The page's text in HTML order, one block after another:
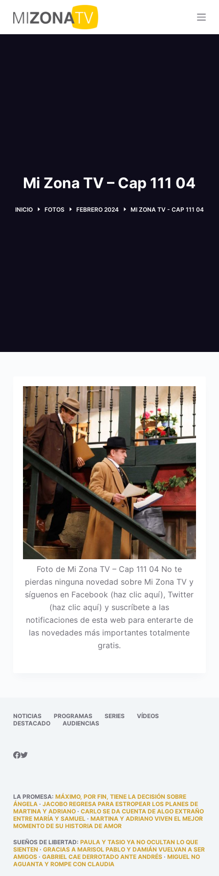
S
a
l
Mi Zona TV – Cap 111 04
INICIO FOTOS FEBRERO 2024 MI ZONA TV - CAP 111 04
Foto de Mi Zona TV – Cap 111 04 No te
pierdas ninguna novedad sobre Mi Zona TV y
síguenos en Facebook (haz clic aquí), Twitter
(haz clic aquí) y suscríbete a las
notificaciones de esta web para enterarte de
las novedades más importantes totalmente
gratis.
NOTICIAS PROGRAMAS SERIES
VÍDEOS
DESTACADO
AUDIENCIAS
LA PROMESA: MÁXIMO, POR FIN, TIENE LA DECISIÓN SOBRE
ÁNGELA· JACOBO REGRESA PARA ESTROPEAR LOS PLANES DE
MARTINA Y ADRIANO· CARLO SE DA CUENTA DE ALGO EXTRAÑO
ENTRE MARÍA Y SAMUEL· MARTINA Y ADRIANO VIVEN EL MEJOR
MOMENTO DE SU HISTORIA DE AMOR
SUEÑOS DE LIBERTAD: PAULA Y TASIO YA NO OCULTAN LO QUE
SIENTEN · GRACIAS A MARISOL PABLO Y DAMIÁN VUELVAN A SER
AMIGOS· GABRIEL CAE DERROTADO ANTE ANDRÉS· MIGUEL NO
AGUANTA Y ROMPE CON CLAUDIA